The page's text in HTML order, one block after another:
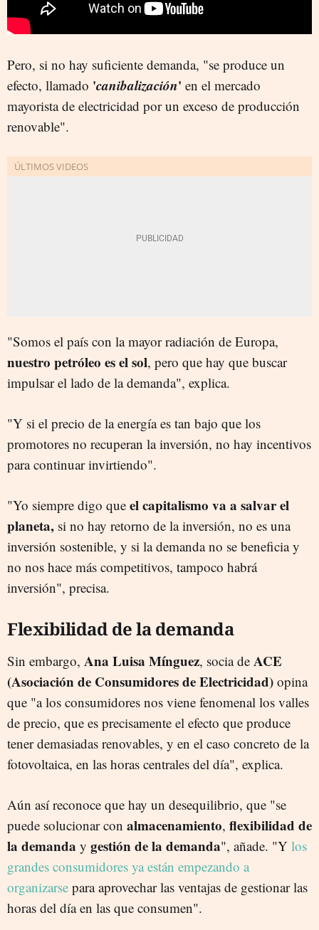
Pero, si no hay suficiente demanda, "se produce un
efecto, llamado 'canibalización' en el mercado
mayorista de electricidad por un exceso de producción
renovable".
"Somos el país con la mayor radiación de Europa,
nuestro petróleo es el sol, pero que hay que buscar
impulsar el lado de la demanda", explica.
"Y si el precio de la energía es tan bajo que los
promotores no recuperan la inversión, no hay incentivos
para continuar invirtiendo".
"Yo siempre digo que el capitalismo va a salvar el
planeta, si no hay retorno de la inversión, no es una
inversión sostenible, y si la demanda no se beneficia y
no nos hace más competitivos, tampoco habrá
inversión", precisa.
Flexibilidad de la demanda
Sin embargo, Ana Luisa Mínguez, socia de ACE
(Asociación de Consumidores de Electricidad) opina
que "a los consumidores nos viene fenomenal los valles
de precio, que es precisamente el efecto que produce
tener demasiadas renovables, y en el caso concreto de la
fotovoltaica, en las horas centrales del día", explica.
Aún así reconoce que hay un desequilibrio, que "se
puede solucionar con almacenamiento, flexibilidad de
la demanda y gestión de la demanda", añade. "Y los
grandes consumidores ya están empezando a
organizarse para aprovechar las ventajas de gestionar las
horas del día en las que consumen".